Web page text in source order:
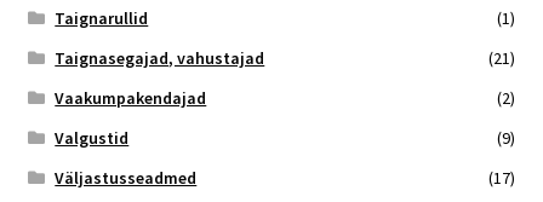
Taignarullid
(1)
Taignasegajad, vahustajad
(21)
Vaakumpakendajad
(2)
Valgustid
(9)
Väljastusseadmed
(17)